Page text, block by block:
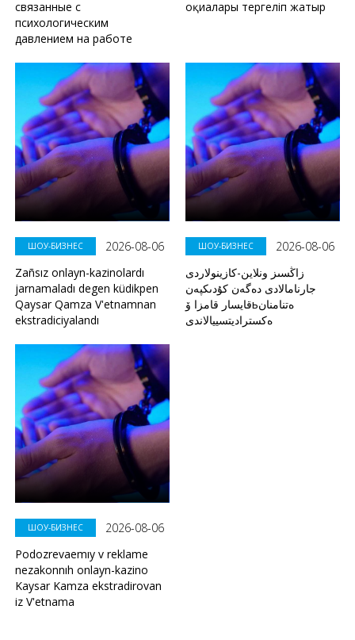
связанные с
психологическим
давлением на работе
оқиғалары тергеліп жатыр
ШОУ-БИЗНЕС
2026-08-06
Zañsız onlayn-kazinolardı
jarnamaladı degen küdikpen
Qaysar Qamza V'etnamnan
ekstradiciyalandı
ШОУ-БИЗНЕС
2026-08-06
زاڭسىز ونلاين-كازينولاردى
جارنامالادى دەگەن كۇدىكپەن
قايسار قامزا ۆьەتنامنان
ەكستراديتسييالاندى
ШОУ-БИЗНЕС
2026-08-06
Podozrevaemıy v reklame
nezakonnıh onlayn-kazino
Kaysar Kamza ekstradirovan
iz V'etnama